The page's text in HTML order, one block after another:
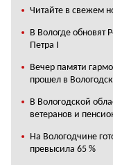
Читайте в свежем
В Вологде обновят
Петра I
Вечер памяти
прошел в
В Вологодской
ветеранов и
На Вологодчине
превысила 65 %